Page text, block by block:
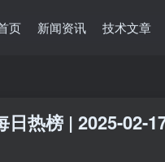
页 新闻资讯 技术文章
热榜 | 2025-02-